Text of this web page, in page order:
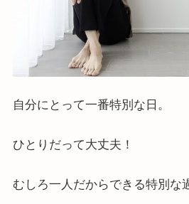
自分にとって一番特別な日。
ひとりだって大丈夫！
むしろ一人だからできる特別な